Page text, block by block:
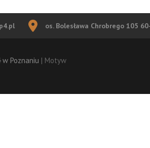
os. Bolesława Chrobrego 105
Poznaniu | Motyw